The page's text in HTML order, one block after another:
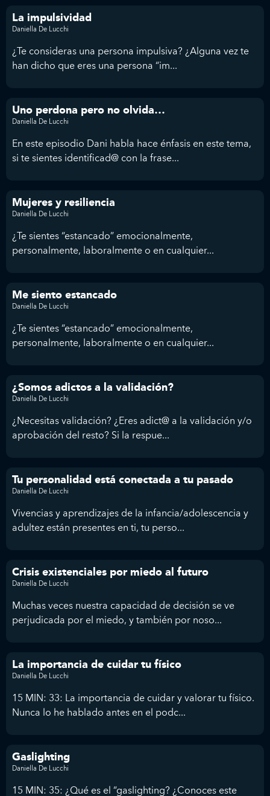
La impulsividad
Daniella De Lucchi
¿Te consideras una persona impulsiva? ¿Alguna vez te
han dicho que eres una persona “im...
Uno perdona pero no olvida…
Daniella De Lucchi
En este episodio Dani habla hace énfasis en este tema,
si te sientes identificad@ con la frase...
Mujeres y resiliencia
Daniella De Lucchi
¿Te sientes “estancado” emocionalmente,
personalmente, laboralmente o en cualquier...
Me siento estancado
Daniella De Lucchi
¿Te sientes “estancado” emocionalmente,
personalmente, laboralmente o en cualquier...
¿Somos adictos a la validación?
Daniella De Lucchi
¿Necesitas validación? ¿Eres adict@ a la validación y/o
aprobación del resto? Si la respue...
Tu personalidad está conectada a tu pasado
Daniella De Lucchi
Vivencias y aprendizajes de la infancia/adolescencia y
adultez están presentes en ti, tu perso...
Crisis existenciales por miedo al futuro
Daniella De Lucchi
Muchas veces nuestra capacidad de decisión se ve
perjudicada por el miedo, y también por noso...
La importancia de cuidar tu físico
Daniella De Lucchi
15 MIN: 33: La importancia de cuidar y valorar tu físico.
Nunca lo he hablado antes en el podc...
Gaslighting
Daniella De Lucchi
15 MIN: 35: ¿Qué es el “gaslighting? ¿Conoces este